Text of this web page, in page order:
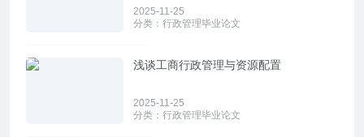
2025-11-25
分类： 行政管理毕业论文
浅谈工商行政管理与资源配置
2025-11-25
分类： 行政管理毕业论文